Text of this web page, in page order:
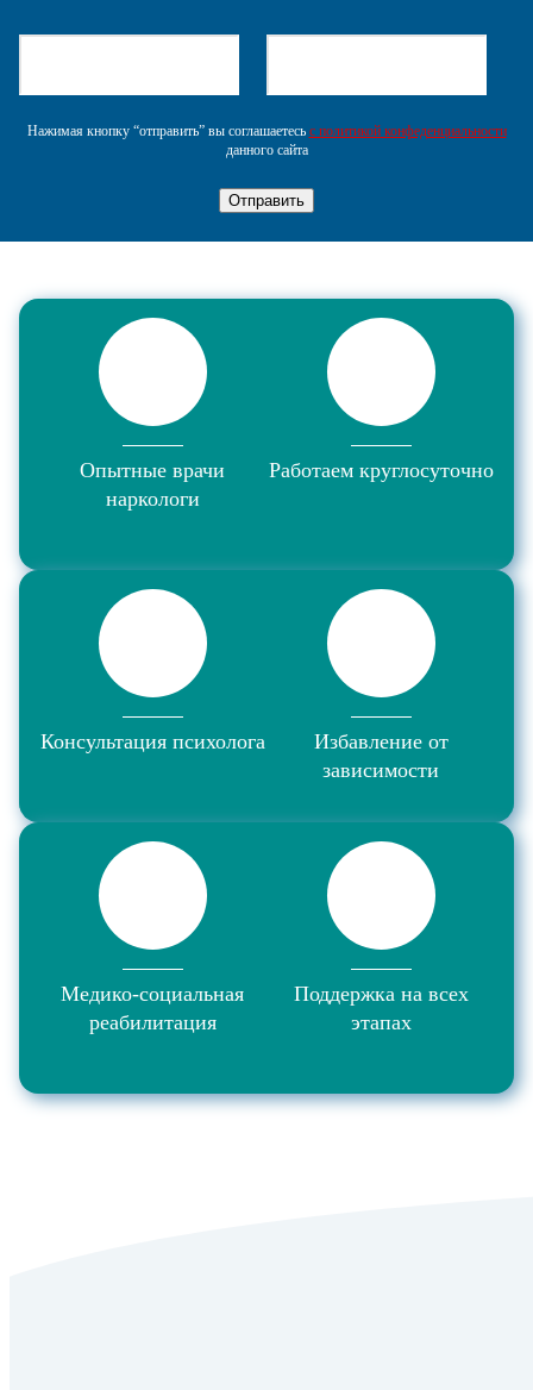
Нажимая кнопку “отправить” вы соглашаетесь с политикой конфеденциальности
данного сайта
Отправить
Опытные врачи
наркологи
Работаем круглосуточно
Консультация психолога
Избавление от
зависимости
Медико-социальная
реабилитация
Поддержка на всех
этапах